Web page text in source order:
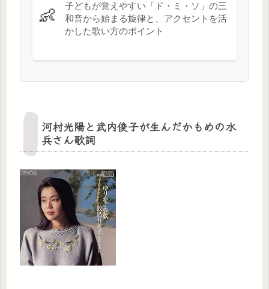
👶
子どもが覚えやすい「ド・ミ・ソ」の三
和音から始まる旋律と、アクセントを活
かした歌い方のポイント
河村光陽と武内俊子が生んだかもめの水
兵さん歌詞